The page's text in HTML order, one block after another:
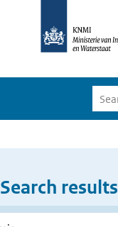
Search results